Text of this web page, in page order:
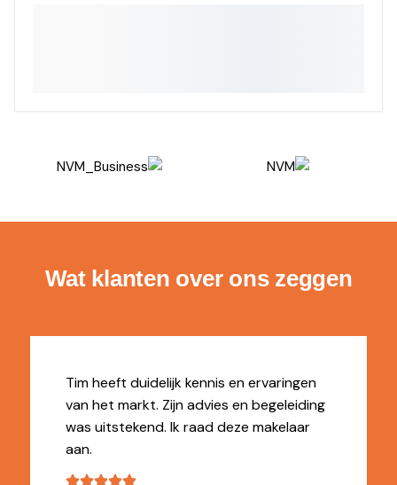
Wat klanten over ons zeggen
Tim heeft duidelijk kennis en ervaringen
van het markt. Zijn advies en begeleiding
was uitstekend. Ik raad deze makelaar
aan.